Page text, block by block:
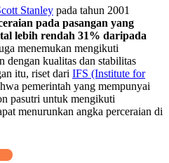
Stanley pada tahun 2001
pada pasangan yang
lebih rendah 31% daripada
menemukan mengikuti
dengan kualitas dan stabilitas
itu, riset dari IFS (Institute for
pemerintah yang mempunyai
pasutri untuk mengikuti
menurunkan angka perceraian di